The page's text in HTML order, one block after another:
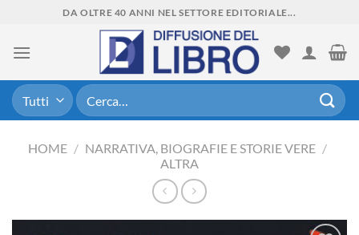
content
DA OLTRE 40 ANNI NEL SETTORE EDITORIALE...
Cerca:
HOME / NARRATIVA, BIOGRAFIE E STORIE VERE /
ALTRA